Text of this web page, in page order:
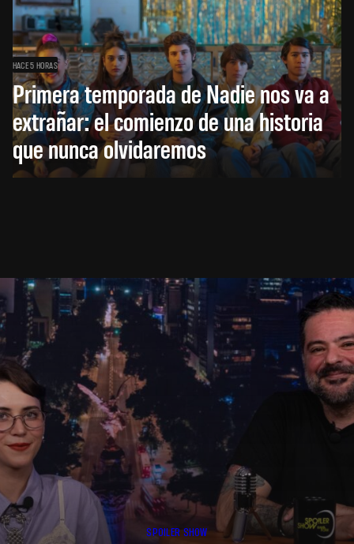
HACE 5 HORAS
Primera temporada de Nadie nos va a
extrañar: el comienzo de una historia
que nunca olvidaremos
SPOILER SHOW